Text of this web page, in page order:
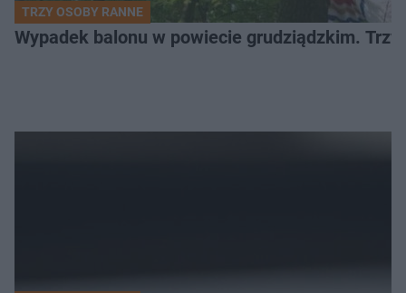
TRZY OSOBY RANNE
Wypadek balonu w powiecie grudziądzkim.